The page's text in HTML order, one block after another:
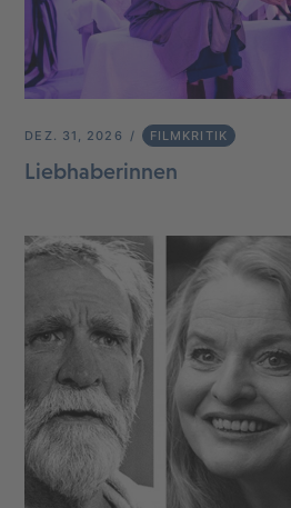
DEZ. 31, 2026 FILMKRITIK
Liebhaberinnen